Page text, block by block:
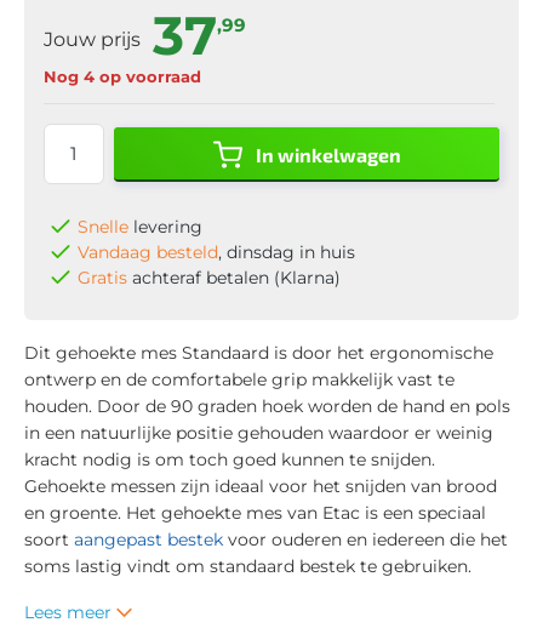
Jouw prijs 37,99
Nog 4 op voorraad
In winkelwagen
Snelle levering
Vandaag besteld, dinsdag in huis
Gratis achteraf betalen (Klarna)
Dit gehoekte mes Standaard is door het ergonomische
ontwerp en de comfortabele grip makkelijk vast te
houden. Door de 90 graden hoek worden de hand en pols
in een natuurlijke positie gehouden waardoor er weinig
kracht nodig is om toch goed kunnen te snijden.
Gehoekte messen zijn ideaal voor het snijden van brood
en groente. Het gehoekte mes van Etac is een speciaal
soort aangepast bestek voor ouderen en iedereen die het
soms lastig vindt om standaard bestek te gebruiken.
Lees meer